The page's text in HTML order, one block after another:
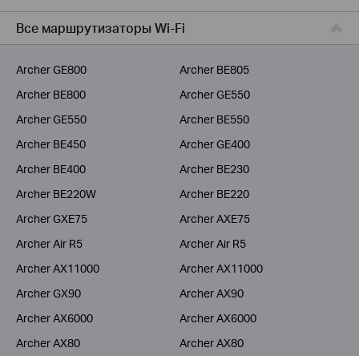
Для операторов связи
Все маршрутизаторы Wi-Fi
Archer GE800
Archer BE805
Archer BE800
Archer GE550
Archer GE550
Archer BE550
Archer BE450
Archer GE400
Archer BE400
Archer BE230
Archer BE220W
Archer BE220
Archer GXE75
Archer AXE75
Archer Air R5
Archer Air R5
Archer AX11000
Archer AX11000
Archer GX90
Archer AX90
Archer AX6000
Archer AX6000
Archer AX80
Archer AX80